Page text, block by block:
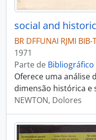
BR DFFUNAI RJMI
1971
Parte de Bibliográfico
Oferece uma análise
dimensão histórica e
NEWTON, Dolores